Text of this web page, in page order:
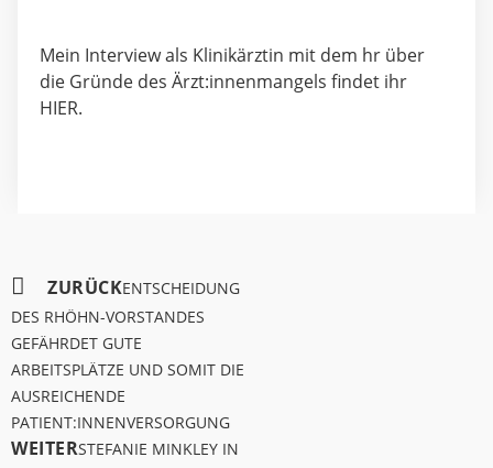
Mein Interview als Klinikärztin mit dem hr über
die Gründe des Ärzt:innenmangels findet ihr
HIER.
ZURÜCKENTSCHEIDUNG
DES RHÖHN-VORSTANDES
GEFÄHRDET GUTE
ARBEITSPLÄTZE UND SOMIT DIE
AUSREICHENDE
PATIENT:INNENVERSORGUNG
WEITERSTEFANIE MINKLEY IN